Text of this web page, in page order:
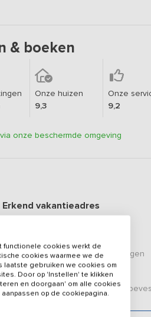
& boeken
Onze huizen
9,3
Onze
9,2
onze beschermde omgeving
Erkend vakantieadres
Een9.1op basis van 8beoordelingen
Veilig & vertrouwd
Gegevens van de verhuurder zijn
functionele cookies werkt de
cookies waarmee we de
gebruiken we cookies om
Door op 'Instellen' te klikken
en doorgaan' om alle cookies
op de cookiepagina.